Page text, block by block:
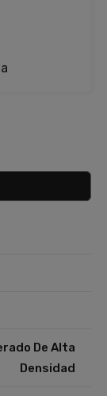
De Alta
Densidad